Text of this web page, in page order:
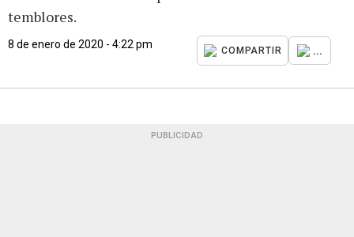
temblores.
8 de enero de 2020 - 4:22 pm
COMPARTIR ...
PUBLICIDAD